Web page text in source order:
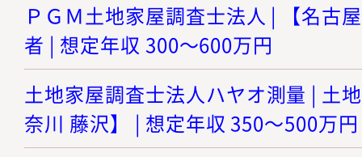
ＰＧＭ土地家屋調査士法人 | 【名古
者 | 想定年収 300～600万円
土地家屋調査士法人ハヤオ測量 | 土
奈川 藤沢】 | 想定年収 350～500万円